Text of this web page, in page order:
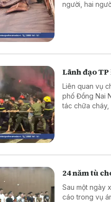
người, hai
Lãnh đạo
Liên quan vụ
phố Đồng Nai
tác chữa
24 năm tù
Sau một ngày
cáo trong vụ